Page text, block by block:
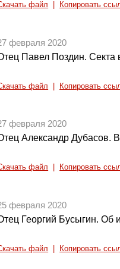
файл Копировать
февраля 2020
Павел Поздин. Секта
файл Копировать
февраля 2020
Александр Дубасов.
файл Копировать
февраля 2020
Георгий Бусыгин. Об
файл Копировать